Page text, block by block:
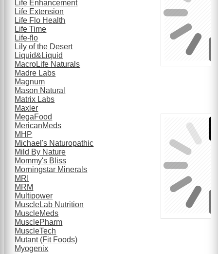
Life Enhancement
Life Extension
Life Flo Health
Life Time
Life-flo
Lily of the Desert
Liquid&Liquid
MacroLife Naturals
Madre Labs
Magnum
Mason Natural
Matrix Labs
Maxler
MegaFood
MericanMeds
MHP
Michael's Naturopathic
Mild By Nature
Mommy's Bliss
Morningstar Minerals
MRI
MRM
Multipower
MuscleLab Nutrition
MuscleMeds
MusclePharm
MuscleTech
Mutant (Fit Foods)
Myogenix